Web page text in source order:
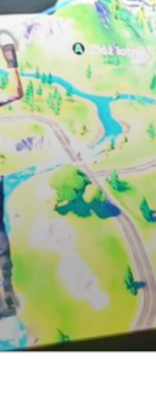
Przeskocz
do
treści